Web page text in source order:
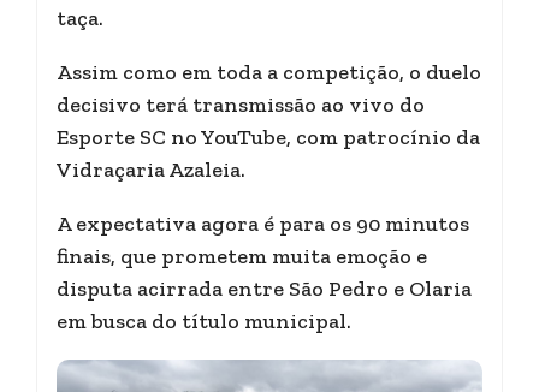
taça.
Assim como em toda a competição, o duelo
decisivo terá transmissão ao vivo do
Esporte SC no YouTube, com patrocínio da
Vidraçaria Azaleia.
A expectativa agora é para os 90 minutos
finais, que prometem muita emoção e
disputa acirrada entre São Pedro e Olaria
em busca do título municipal.